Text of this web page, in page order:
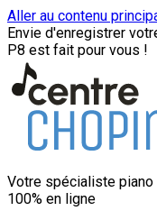
Aller au contenu
Envie d'enregistrer
P8 est fait pour vous !
Votre spécialiste piano
100% en ligne